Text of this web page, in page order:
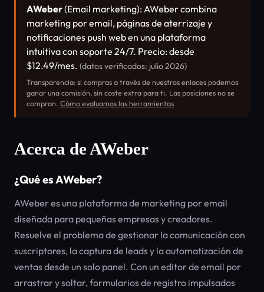
AWeber(Email marketing): AWeber combina
marketing por email, páginas de aterrizaje y
notificaciones push web en una plataforma
intuitiva con soporte 24/7. Precio: desde
$12.49/mes. (datos verificados: julio 2026)
Transparencia: si compras a través de nuestros enlaces podemos
ganar una comisión, sin coste extra para ti. Las posiciones no se
compran. Cómo evaluamos las herramientas
Acerca de AWeber
¿Qué es AWeber?
AWeber es una plataforma de marketing por email
diseñada para pequeñas empresas y creadores.
Resuelve el problema de gestionar la comunicación con
suscriptores, la captura de leads y la automatización de
ventas desde un solo panel. Con un editor de email por
arrastrar y soltar, formularios de registro impulsados